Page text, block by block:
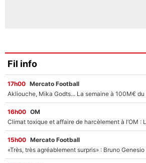
Fil info
17h00 Mercato Football
16h00 OM
15h00 Mercato Football